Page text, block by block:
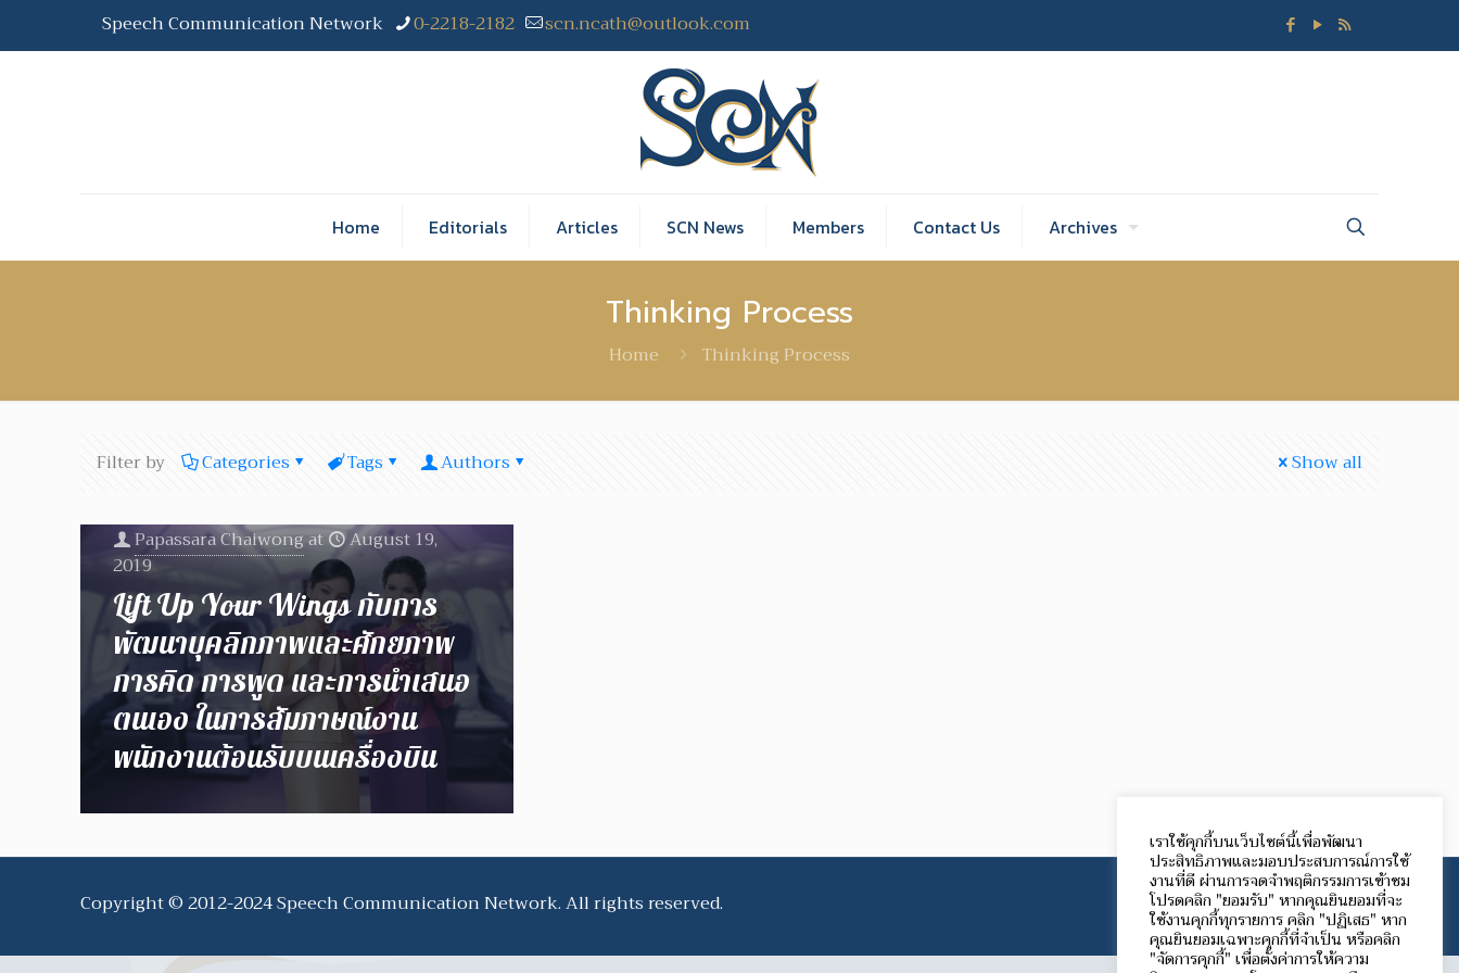
Speech Communication Network 0-2218-2182 scn.ncath@outlook.com
Home Editorials Articles SCN News Members Contact Us Archives
Thinking Process
Home Thinking Process
Filter by Categories Tags Authors Show all
Papassara Chaiwongat
August 19,
2019
Lift Up Your Wings กับการ
พัฒนาบุคลิกภาพและศักยภาพ
การคิด การพูด และการนำเสนอ
ตนเอง ในการสัมภาษณ์งาน
พนักงานต้อนรับบนเครื่องบิน
Copyright © 2012-2024 Speech Communication Network. All rights reserved.
เราใช้คุกกี้บนเว็บไซต์นี้เพื่อพัฒนา
ประสิทธิภาพและมอบประสบการณ์การใช้
งานที่ดี ผ่านการจดจำพฤติกรรมการเข้าชม
โปรดคลิก "ยอมรับ" หากคุณยินยอมที่จะ
ใช้งานคุกกี้ทุกรายการ คลิก "ปฏิเสธ" หาก
คุณยินยอมเฉพาะคุกกี้ที่จำเป็น หรือคลิก
"จัดการคุกกี้" เพื่อตั้งค่าการให้ความ